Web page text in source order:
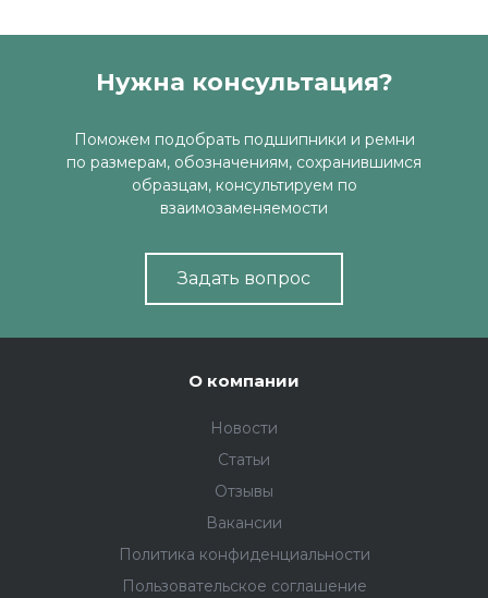
Нужна консультация?
Поможем подобрать подшипники и ремни
по размерам, обозначениям, сохранившимся
образцам, консультируем по
взаимозаменяемости
Задать вопрос
О компании
Новости
Статьи
Отзывы
Вакансии
Политика конфиденциальности
Пользовательское соглашение